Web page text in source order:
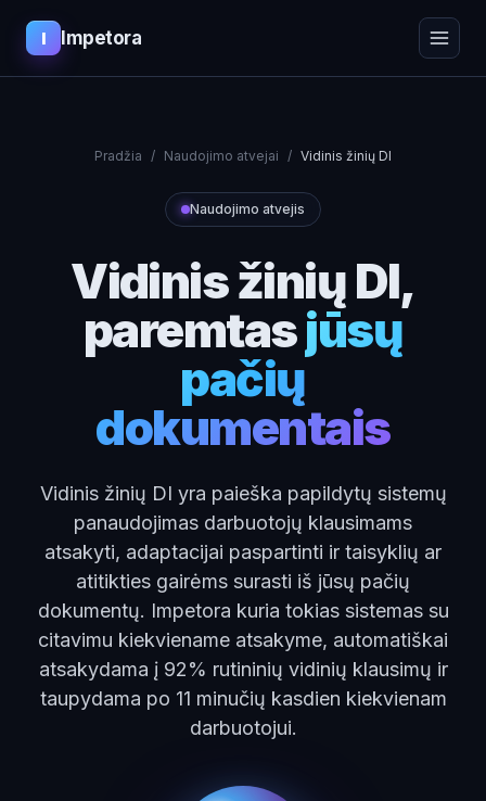
I Impetora
Pradžia / Naudojimo atvejai / Vidinis žinių DI
Naudojimo atvejis
Vidinis žinių DI,
paremtasjūsų
pačių
dokumentais
Vidinis žinių DI yra paieška papildytų sistemų
panaudojimas darbuotojų klausimams
atsakyti, adaptacijai paspartinti ir taisyklių ar
atitikties gairėms surasti iš jūsų pačių
dokumentų. Impetora kuria tokias sistemas su
citavimu kiekviename atsakyme, automatiškai
atsakydama į 92% rutininių vidinių klausimų ir
taupydama po 11 minučių kasdien kiekvienam
darbuotojui.